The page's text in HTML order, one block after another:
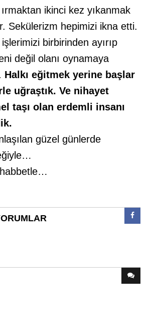
ırmaktan ikinci kez yıkanmak
Sekülerizm hepimizi ikna etti.
birbirinden ayırıp
değil olanı oynamaya
Halkı eğitmek yerine başlar
uğraştık. Ve nihayet
taşı olan erdemli insanı
güzel günlerde